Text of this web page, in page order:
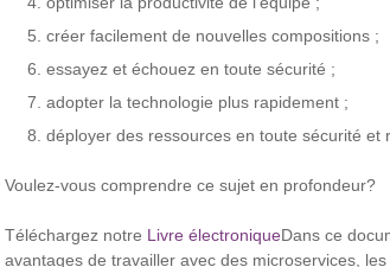
créer facilement de nouvelles compositions ;
essayez et échouez en toute sécurité ;
adopter la technologie plus rapidement ;
déployer des ressources en toute sécurité et
Voulez-vous comprendre ce sujet en profondeur?
Téléchargez notre Livre électroniqueDans ce
avantages de travailler avec des microservices,